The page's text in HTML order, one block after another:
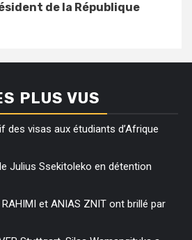
de la République
PLUS VUS
des visas aux étudiants d’Afrique
Julius Ssekitoleko en détention
RAHIMI et ANIAS ZNIT ont brillé par